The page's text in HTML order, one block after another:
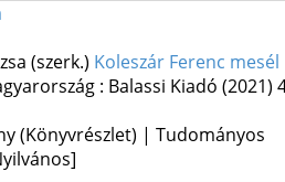
(szerk.) Koleszár Ferenc
: Balassi Kiadó (2021)
(Könyvrészlet) | Tudományos